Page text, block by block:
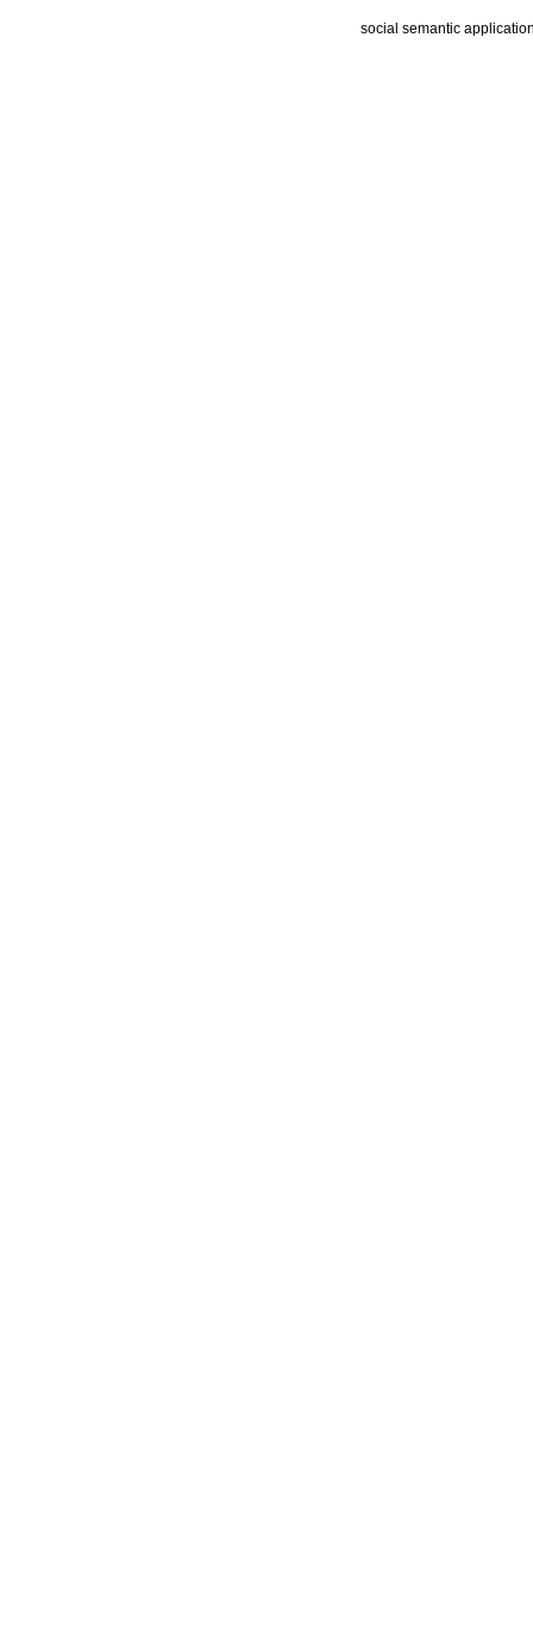
social semantic